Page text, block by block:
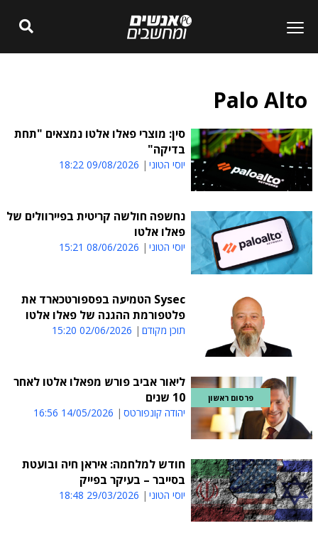
Palo Alto
סין: מוצרי פאלו אלטו נמצאים "תחת
בדיקה"
יוסי הטוני 09/08/2026 18:22
נחשפה חולשה קריטית בפיירוולים של
פאלו אלטו
יוסי הטוני 08/06/2026 15:21
Sysec הטמיעה בפספורטכארד את
פלטפורמת ההגנה של פאלו אלטו
תוכן מקודם 02/06/2026 15:20
פרסום ראשון
ליאור אביב פורש מפאלו אלטו לאחר
10 שנים
יהודה קונפורטס 14/05/2026 16:56
חודש למלחמה: איראן חיה ובועטת
בסייבר – בעיקר בפייק
יוסי הטוני 29/03/2026 18:48